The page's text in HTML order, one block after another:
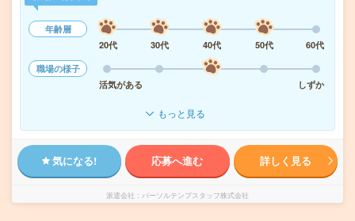
年齢層
20代
30代 40代 50代
60代
職場の様子
活気がある
しずか
もっと見る
気になる! 応募へ進む 詳しく見る
派遣会社 パーソルテンプスタッフ株式会社